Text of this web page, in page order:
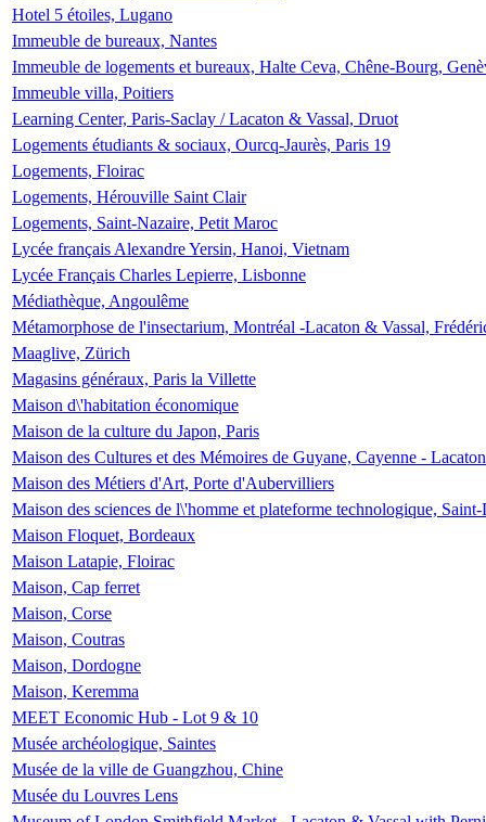
Hotel 5 étoiles, Lugano
Immeuble de bureaux, Nantes
Immeuble de logements et bureaux, Halte Ceva, Chêne-Bourg,
Immeuble villa, Poitiers
Learning Center, Paris-Saclay / Lacaton & Vassal, Druot
Logements étudiants & sociaux, Ourcq-Jaurès, Paris 19
Logements, Floirac
Logements, Hérouville Saint Clair
Logements, Saint-Nazaire, Petit Maroc
Lycée français Alexandre Yersin, Hanoi, Vietnam
Lycée Français Charles Lepierre, Lisbonne
Médiathèque, Angoulême
Métamorphose de l'insectarium, Montréal -Lacaton & Vassal,
Maaglive, Zürich
Magasins généraux, Paris la Villette
Maison d\'habitation économique
Maison de la culture du Japon, Paris
Maison des Cultures et des Mémoires de Guyane, Cayenne -
Maison des Métiers d'Art, Porte d'Aubervilliers
Maison des sciences de l\'homme et plateforme technologique,
Maison Floquet, Bordeaux
Maison Latapie, Floirac
Maison, Cap ferret
Maison, Corse
Maison, Coutras
Maison, Dordogne
Maison, Keremma
MEET Economic Hub - Lot 9 & 10
Musée archéologique, Saintes
Musée de la ville de Guangzhou, Chine
Musée du Louvres Lens